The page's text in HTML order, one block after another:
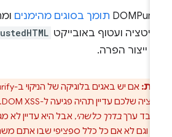
תומך בסוגים מהימנים
ועטוף באובייקט TrustedHTML
ייצור הפרה.
ערךבדרך כלשהי, אבל היא עדיין לא
וגם לא אם כל כלל ספציפי שבו אתם